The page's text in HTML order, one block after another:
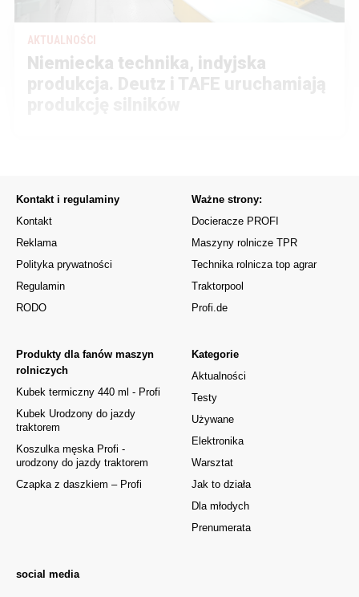
AKTUALNOŚCI
Niemiecka technika, indyjska
produkcja. Deutz i TAFE uruchamiają
Kontakt i regulaminy
Kontakt
Reklama
Polityka prywatności
Regulamin
RODO
Kategorie
Aktualności
Testy
Używane
Elektronika
Warsztat
Jak to działa
Dla młodych
Prenumerata
Produkty dla fanów maszyn
rolniczych
Kubek termiczny 440 ml - Profi
Kubek Urodzony do jazdy
traktorem
Koszulka męska Profi -
urodzony do jazdy traktorem
Czapka z daszkiem – Profi
Ważne strony:
Docieracze PROFI
Maszyny rolnicze TPR
Technika rolnicza top agrar
Traktorpool
Profi.de
social media